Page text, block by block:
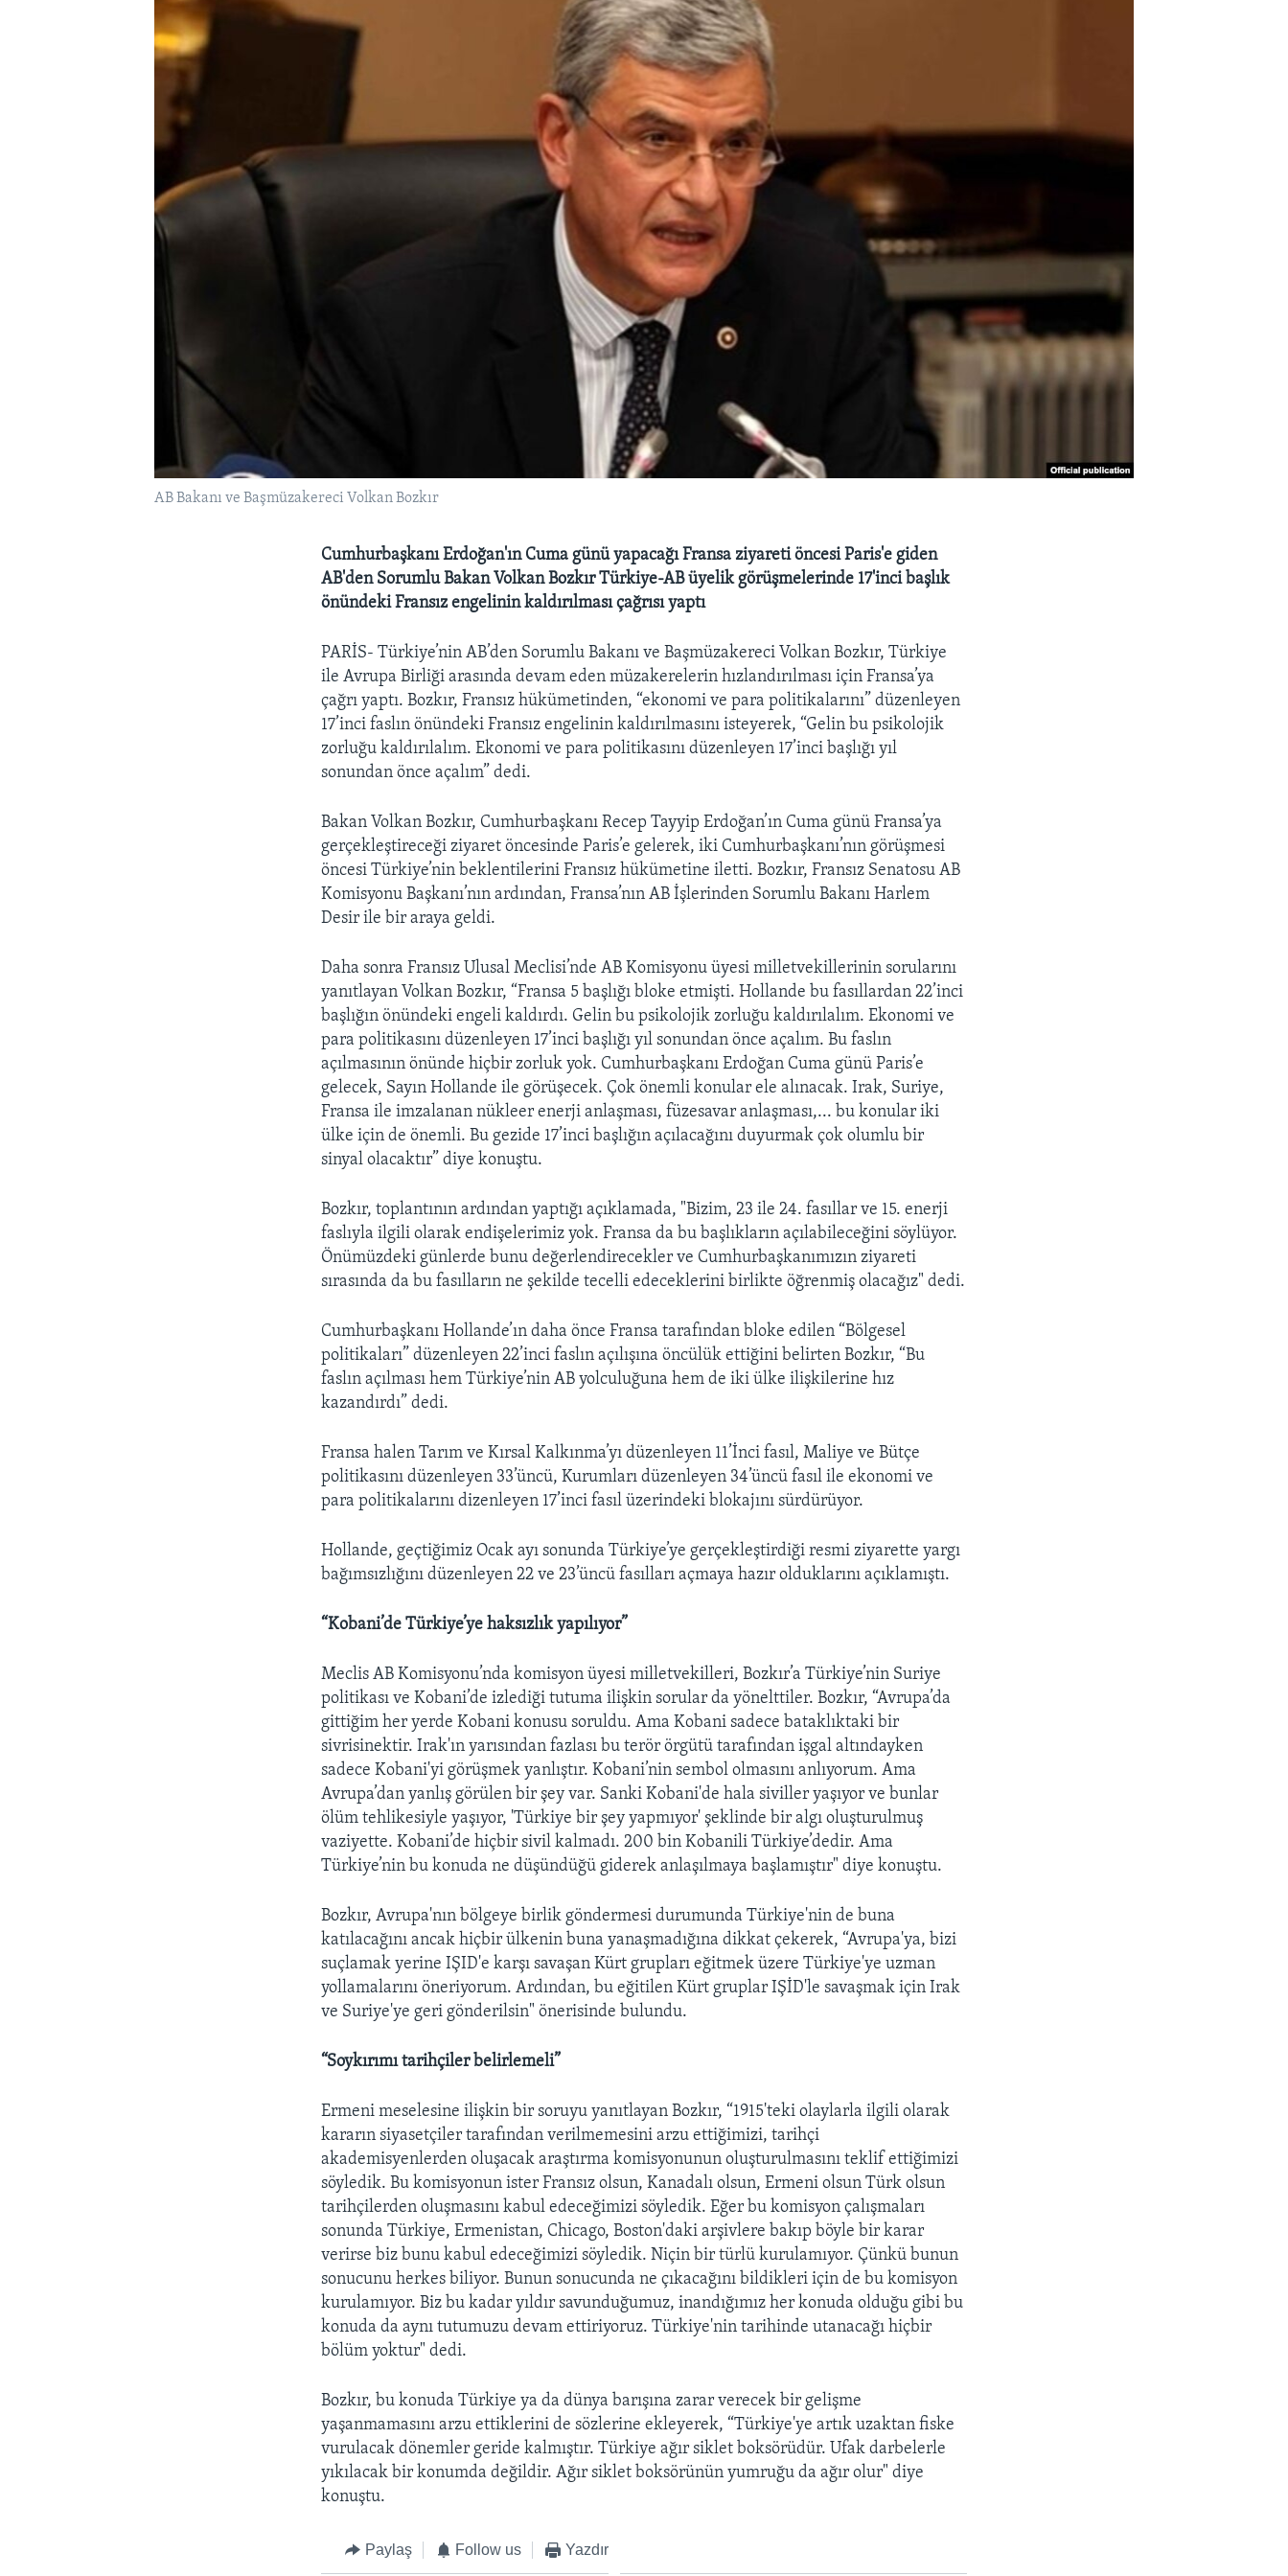
AB Bakanı ve Başmüzakereci Volkan Bozkır
Cumhurbaşkanı Erdoğan'ın Cuma günü yapacağı Fransa ziyareti öncesi Paris'e giden
AB'den Sorumlu Bakan Volkan Bozkır Türkiye-AB üyelik görüşmelerinde 17'inci başlık
önündeki Fransız engelinin kaldırılması çağrısı yaptı
PARİS- Türkiye’nin AB’den Sorumlu Bakanı ve Başmüzakereci Volkan Bozkır, Türkiye
ile Avrupa Birliği arasında devam eden müzakerelerin hızlandırılması için Fransa’ya
çağrı yaptı. Bozkır, Fransız hükümetinden, “ekonomi ve para politikalarını” düzenleyen
17’inci faslın önündeki Fransız engelinin kaldırılmasını isteyerek, “Gelin bu psikolojik
zorluğu kaldırılalım. Ekonomi ve para politikasını düzenleyen 17’inci başlığı yıl
sonundan önce açalım” dedi.
Bakan Volkan Bozkır, Cumhurbaşkanı Recep Tayyip Erdoğan’ın Cuma günü Fransa’ya
gerçekleştireceği ziyaret öncesinde Paris’e gelerek, iki Cumhurbaşkanı’nın görüşmesi
öncesi Türkiye’nin beklentilerini Fransız hükümetine iletti. Bozkır, Fransız Senatosu AB
Komisyonu Başkanı’nın ardından, Fransa’nın AB İşlerinden Sorumlu Bakanı Harlem
Desir ile bir araya geldi.
Daha sonra Fransız Ulusal Meclisi’nde AB Komisyonu üyesi milletvekillerinin sorularını
yanıtlayan Volkan Bozkır, “Fransa 5 başlığı bloke etmişti. Hollande bu fasıllardan 22’inci
başlığın önündeki engeli kaldırdı. Gelin bu psikolojik zorluğu kaldırılalım. Ekonomi ve
para politikasını düzenleyen 17’inci başlığı yıl sonundan önce açalım. Bu faslın
açılmasının önünde hiçbir zorluk yok. Cumhurbaşkanı Erdoğan Cuma günü Paris’e
gelecek, Sayın Hollande ile görüşecek. Çok önemli konular ele alınacak. Irak, Suriye,
Fransa ile imzalanan nükleer enerji anlaşması, füzesavar anlaşması,... bu konular iki
ülke için de önemli. Bu gezide 17’inci başlığın açılacağını duyurmak çok olumlu bir
sinyal olacaktır” diye konuştu.
Bozkır, toplantının ardından yaptığı açıklamada, "Bizim, 23 ile 24. fasıllar ve 15. enerji
faslıyla ilgili olarak endişelerimiz yok. Fransa da bu başlıkların açılabileceğini söylüyor.
Önümüzdeki günlerde bunu değerlendirecekler ve Cumhurbaşkanımızın ziyareti
sırasında da bu fasılların ne şekilde tecelli edeceklerini birlikte öğrenmiş olacağız" dedi.
Cumhurbaşkanı Hollande’ın daha önce Fransa tarafından bloke edilen “Bölgesel
politikaları” düzenleyen 22’inci faslın açılışına öncülük ettiğini belirten Bozkır, “Bu
faslın açılması hem Türkiye’nin AB yolculuğuna hem de iki ülke ilişkilerine hız
kazandırdı” dedi.
Fransa halen Tarım ve Kırsal Kalkınma’yı düzenleyen 11’İnci fasıl, Maliye ve Bütçe
politikasını düzenleyen 33’üncü, Kurumları düzenleyen 34’üncü fasıl ile ekonomi ve
para politikalarını dizenleyen 17’inci fasıl üzerindeki blokajını sürdürüyor.
Hollande, geçtiğimiz Ocak ayı sonunda Türkiye’ye gerçekleştirdiği resmi ziyarette yargı
bağımsızlığını düzenleyen 22 ve 23’üncü fasılları açmaya hazır olduklarını açıklamıştı.
“Kobani’de Türkiye’ye haksızlık yapılıyor”
Meclis AB Komisyonu’nda komisyon üyesi milletvekilleri, Bozkır’a Türkiye’nin Suriye
politikası ve Kobani’de izlediği tutuma ilişkin sorular da yönelttiler. Bozkır, “Avrupa’da
gittiğim her yerde Kobani konusu soruldu. Ama Kobani sadece bataklıktaki bir
sivrisinektir. Irak'ın yarısından fazlası bu terör örgütü tarafından işgal altındayken
sadece Kobani'yi görüşmek yanlıştır. Kobani’nin sembol olmasını anlıyorum. Ama
Avrupa’dan yanlış görülen bir şey var. Sanki Kobani'de hala siviller yaşıyor ve bunlar
ölüm tehlikesiyle yaşıyor, 'Türkiye bir şey yapmıyor' şeklinde bir algı oluşturulmuş
vaziyette. Kobani’de hiçbir sivil kalmadı. 200 bin Kobanili Türkiye’dedir. Ama
Türkiye’nin bu konuda ne düşündüğü giderek anlaşılmaya başlamıştır" diye konuştu.
Bozkır, Avrupa'nın bölgeye birlik göndermesi durumunda Türkiye'nin de buna
katılacağını ancak hiçbir ülkenin buna yanaşmadığına dikkat çekerek, “Avrupa'ya, bizi
suçlamak yerine IŞID'e karşı savaşan Kürt grupları eğitmek üzere Türkiye'ye uzman
yollamalarını öneriyorum. Ardından, bu eğitilen Kürt gruplar IŞİD'le savaşmak için Irak
ve Suriye'ye geri gönderilsin" önerisinde bulundu.
“Soykırımı tarihçiler belirlemeli”
Ermeni meselesine ilişkin bir soruyu yanıtlayan Bozkır, “1915'teki olaylarla ilgili olarak
kararın siyasetçiler tarafından verilmemesini arzu ettiğimizi, tarihçi
akademisyenlerden oluşacak araştırma komisyonunun oluşturulmasını teklif ettiğimizi
söyledik. Bu komisyonun ister Fransız olsun, Kanadalı olsun, Ermeni olsun Türk olsun
tarihçilerden oluşmasını kabul edeceğimizi söyledik. Eğer bu komisyon çalışmaları
sonunda Türkiye, Ermenistan, Chicago, Boston'daki arşivlere bakıp böyle bir karar
verirse biz bunu kabul edeceğimizi söyledik. Niçin bir türlü kurulamıyor. Çünkü bunun
sonucunu herkes biliyor. Bunun sonucunda ne çıkacağını bildikleri için de bu komisyon
kurulamıyor. Biz bu kadar yıldır savunduğumuz, inandığımız her konuda olduğu gibi bu
konuda da aynı tutumuzu devam ettiriyoruz. Türkiye'nin tarihinde utanacağı hiçbir
bölüm yoktur" dedi.
Bozkır, bu konuda Türkiye ya da dünya barışına zarar verecek bir gelişme
yaşanmamasını arzu ettiklerini de sözlerine ekleyerek, “Türkiye'ye artık uzaktan fiske
vurulacak dönemler geride kalmıştır. Türkiye ağır siklet boksörüdür. Ufak darbelerle
yıkılacak bir konumda değildir. Ağır siklet boksörünün yumruğu da ağır olur" diye
konuştu.
Paylaş Follow us Yazdır